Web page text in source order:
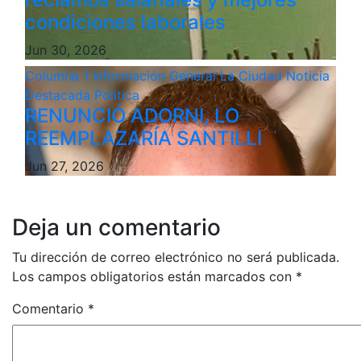
condiciones laborales
Jun 30, 2026
Columna 1 Información GeneralLa CiudadNoticia
Destacada Politica
RENUNCIÓ ADORNI, LO
REEMPLAZARÍA SANTILLI
Jun 27, 2026
Deja un comentario
Tu dirección de correo electrónico no será publicada.
Los campos obligatorios están marcados con *
Comentario *